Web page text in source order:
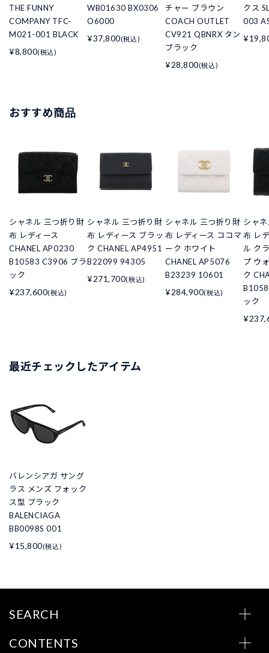
THE FUNNY
COMPANY TFC-
M021-001 BLACK
¥8,800(税込)
WB01630 BX0306
O6000
¥37,800(税込)
チャー ブラウン
COACH OUTLET
CV921 QBNRX タン
ブラック
¥28,800(税込)
クス
003
おすすめ商品
シャネル 三つ折り財
布 レディース
CHANEL AP0230
B10583 C3906 ブラ
ック
¥237,600(税込)
シャネル 三つ折り財
布 レディース ブラッ
ク CHANEL AP4951
B22099 94305
¥271,700(税込)
シャネル 三つ折り財
布 レディース ココマ
ーク ホワイト
CHANEL AP5076
B23239 10601
¥284,900(税込)
シャ
布 レ
ル ク
プ ウ
ク
ック
最近チェックしたアイテム
バレンシアガ サング
ラス メンズ フォック
ス型 ブラック
BALENCIAGA
BB0098S 001
¥15,800(税込)
SEARCH
CONTENTS